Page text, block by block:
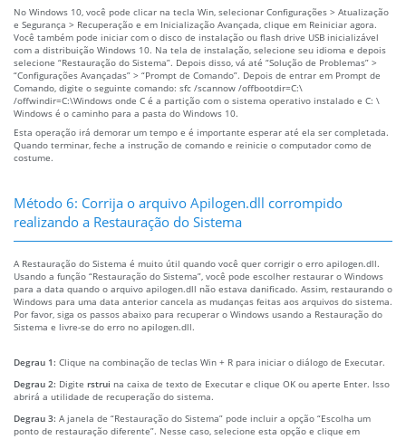
No Windows 10, você pode clicar na tecla Win, selecionar Configurações > Atualização
e Segurança > Recuperação e em Inicialização Avançada, clique em Reiniciar agora.
Você também pode iniciar com o disco de instalação ou flash drive USB inicializável
com a distribuição Windows 10. Na tela de instalação, selecione seu idioma e depois
selecione “Restauração do Sistema”. Depois disso, vá até “Solução de Problemas” >
“Configurações Avançadas” > “Prompt de Comando”. Depois de entrar em Prompt de
Comando, digite o seguinte comando: sfc /scannow /offbootdir=C:\
/offwindir=C:\Windows onde C é a partição com o sistema operativo instalado e C: \
Windows é o caminho para a pasta do Windows 10.
Esta operação irá demorar um tempo e é importante esperar até ela ser completada.
Quando terminar, feche a instrução de comando e reinicie o computador como de
costume.
Método 6: Corrija o arquivo Apilogen.dll corrompido
realizando a Restauração do Sistema
A Restauração do Sistema é muito útil quando você quer corrigir o erro apilogen.dll.
Usando a função “Restauração do Sistema”, você pode escolher restaurar o Windows
para a data quando o arquivo apilogen.dll não estava danificado. Assim, restaurando o
Windows para uma data anterior cancela as mudanças feitas aos arquivos do sistema.
Por favor, siga os passos abaixo para recuperar o Windows usando a Restauração do
Sistema e livre-se do erro no apilogen.dll.
Degrau 1: Clique na combinação de teclas Win + R para iniciar o diálogo de Executar.
Degrau 2: Digite rstrui na caixa de texto de Executar e clique OK ou aperte Enter. Isso
abrirá a utilidade de recuperação do sistema.
Degrau 3: A janela de “Restauração do Sistema” pode incluir a opção “Escolha um
ponto de restauração diferente”. Nesse caso, selecione esta opção e clique em